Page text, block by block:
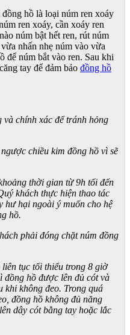
hồ là loại núm ren xoáy
ren xoáy, cần xoáy ren
núm bật hết ren, rút núm
nhấn nhẹ núm vào vừa
để núm bắt vào ren. Sau khi
tay để đảm bảo đồng hồ
và chính xác để tránh hỏng
chiều kim đồng hồ vì sẽ
thời gian từ 9h tối đến
khách thực hiện thao tác
hư hại ngoài ý muốn cho hệ
hồ.
phải đóng chặt núm đồng
liên tục tối thiểu trong 8 giờ
hồ được lên đủ cót và
khi không đeo. Trong quá
đồng hồ không đủ năng
dây cót bằng tay hoặc lắc